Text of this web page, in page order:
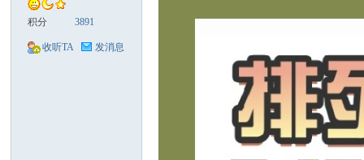
积分 3891
收听TA 发消息